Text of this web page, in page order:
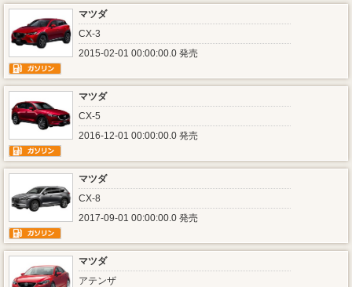
マツダ
CX-3
2015-02-01 00:00:00.0 発売
マツダ
CX-5
2016-12-01 00:00:00.0 発売
マツダ
CX-8
2017-09-01 00:00:00.0 発売
マツダ
アテンザ